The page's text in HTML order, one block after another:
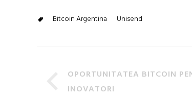
Bitcoin Argentina Unisend
OPORTUNITATEA BITCOIN
INOVATORI